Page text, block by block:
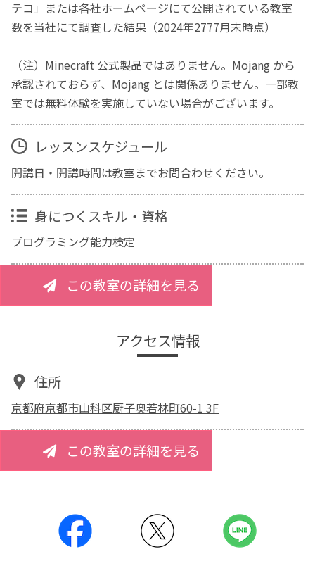
テコ」または各社ホームページにて公開されている教室
数を当社にて調査した結果（2024年2777月末時点）
（注）Minecraft 公式製品ではありません。Mojang から
承認されておらず、Mojang とは関係ありません。一部教
室では無料体験を実施していない場合がございます。
レッスンスケジュール
開講日・開講時間は教室までお問合わせください。
身につくスキル・資格
プログラミング能力検定
この教室の詳細を見る
アクセス情報
住所
京都府京都市山科区厨子奥若林町60-1 3F
この教室の詳細を見る